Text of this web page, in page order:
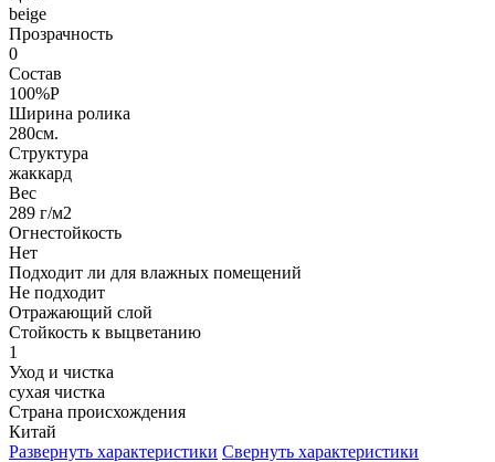
beige
Прозрачность
0
Состав
100%P
Ширина ролика
280см.
Структура
жаккард
Вес
289 г/м2
Огнестойкость
Нет
Подходит ли для влажных помещений
Не подходит
Отражающий слой
Стойкость к выцветанию
1
Уход и чистка
сухая чистка
Страна происхождения
Китай
Развернуть характеристики Свернуть характеристики